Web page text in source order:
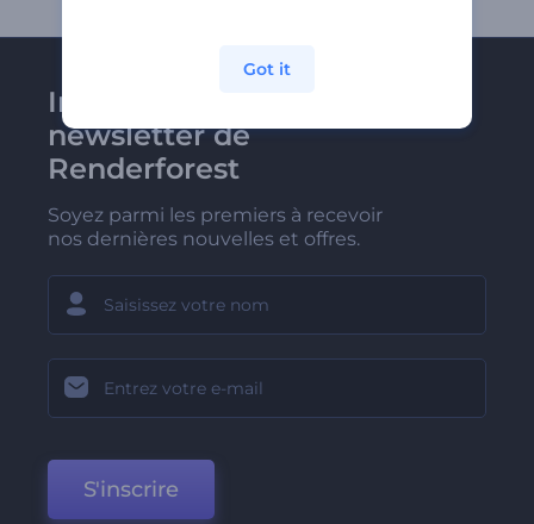
Inscrivez-vous à la
newsletter de
Renderforest
Soyez parmi les premiers à recevoir
nos dernières nouvelles et offres.
S'inscrire
Got it